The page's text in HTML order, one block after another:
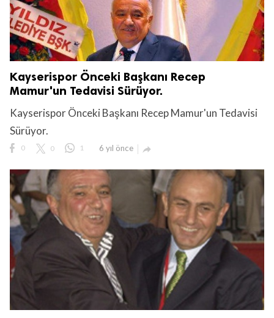
Kayserispor Önceki Başkanı Recep
Mamur'un Tedavisi Sürüyor.
Kayserispor Önceki Başkanı Recep Mamur'un Tedavisi
Sürüyor.
0 0 1 6 yıl önce 